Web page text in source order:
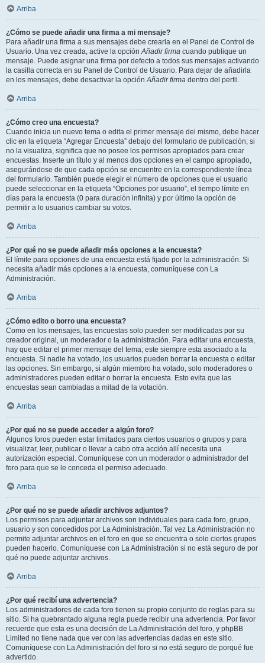
Arriba
¿Cómo se puede añadir una firma a mi mensaje?
Para añadir una firma a sus mensajes debe crearla en el Panel de Control de
Usuario. Una vez creada, active la opciónAñadir firma cuando publique un
mensaje. Puede asignar una firma por defecto a todos sus mensajes activando
la casilla correcta en su Panel de Control de Usuario. Para dejar de añadirla
en los mensajes, debe desactivar la opciónAñadir firma dentro del perfil.
Arriba
¿Cómo creo una encuesta?
Cuando inicia un nuevo tema o edita el primer mensaje del mismo, debe hacer
clic en la etiqueta “Agregar Encuesta” debajo del formulario de publicación; si
no la visualiza, significa que no posee los permisos apropiados para crear
encuestas. Inserte un título y al menos dos opciones en el campo apropiado,
asegurándose de que cada opción se encuentre en la correspondiente línea
del formulario. También puede elegir el número de opciones que el usuario
puede seleccionar en la etiqueta “Opciones por usuario”, el tiempo límite en
días para la encuesta (0 para duración infinita) y por último la opción de
permitir a lo usuarios cambiar su votos.
Arriba
¿Por qué no se puede añadir más opciones a la encuesta?
El límite para opciones de una encuesta está fijado por la administración. Si
necesita añadir más opciones a la encuesta, comuníquese con La
Administración.
Arriba
¿Cómo edito o borro una encuesta?
Como en los mensajes, las encuestas solo pueden ser modificadas por su
creador original, un moderador o la administración. Para editar una encuesta,
hay que editar el primer mensaje del tema; este siempre esta asociado a la
encuesta. Si nadie ha votado, los usuarios pueden borrar la encuesta o editar
las opciones. Sin embargo, si algún miembro ha votado, solo moderadores o
administradores pueden editar o borrar la encuesta. Esto evita que las
encuestas sean cambiadas a mitad de la votación.
Arriba
¿Por qué no se puede acceder a algún foro?
Algunos foros pueden estar limitados para ciertos usuarios o grupos y para
visualizar, leer, publicar o llevar a cabo otra acción allí necesita una
autorización especial. Comuníquese con un moderador o administrador del
foro para que se le conceda el permiso adecuado.
Arriba
¿Por qué no se puede añadir archivos adjuntos?
Los permisos para adjuntar archivos son individuales para cada foro, grupo,
usuario y son concedidos por La Administración. Tal vez La Administración no
permite adjuntar archivos en el foro en que se encuentra o solo ciertos grupos
pueden hacerlo. Comuníquese con La Administración si no está seguro de por
qué no puede adjuntar archivos.
Arriba
¿Por qué recibí una advertencia?
Los administradores de cada foro tienen su propio conjunto de reglas para su
sitio. Si ha quebrantado alguna regla puede recibir una advertencia. Por favor
recuerde que esta es una decisión de La Administración del foro, y phpBB
Limited no tiene nada que ver con las advertencias dadas en este sitio.
Comuníquese con La Administración del foro si no está seguro de porqué fue
advertido.